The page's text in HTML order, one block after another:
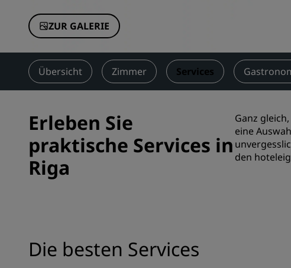
Verbundene Marken in China
ZUR GALERIE
Übersicht Zimmer Services
Erleben Sie
praktische Services in
Riga
Ganz
eine
den
Die besten Services